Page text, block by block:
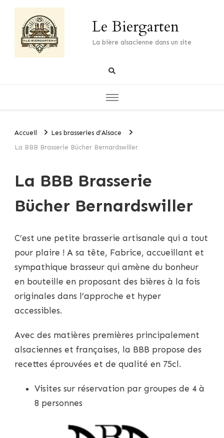
Le Biergarten
La bière alsacienne dans un site
Accueil
Les brasseries d’Alsace
La BBB Brasserie Bücher Bernardswiller
La BBB Brasserie
Bücher Bernardswiller
C’est une petite brasserie artisanale qui a tout
pour plaire ! A sa tête, Fabrice, accueillant et
sympathique brasseur qui amène du bonheur
en bouteille en proposant des bières à la fois
originales dans l’approche et hyper
accessibles.
Avec des matières premières principalement
alsaciennes et françaises, la BBB propose des
recettes éprouvées et de qualité en 75cl.
Visites sur réservation par groupes de 4 à
8 personnes